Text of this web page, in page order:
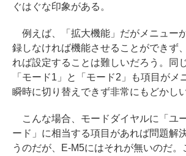
ぐはぐな印象がある。
例えば、「拡大機能」だがメニュー
録しなければ機能させることができず
れば設定することは難しいだろう。同
「モード1」と「モード2」も項目がメ
瞬時に切り替えできず非常にもどかしい
こんな場合、モードダイヤルに「ユ
ード」に相当する項目があれば問題解
うのだが、E-M5にはそれが無いのだ。